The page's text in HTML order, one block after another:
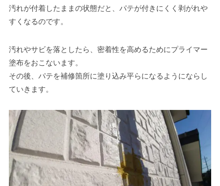
汚れが付着したままの状態だと、パテが付きにくく剥がれや
すくなるのです。
汚れやサビを落としたら、密着性を高めるためにプライマー
塗布をおこないます。
その後、パテを補修箇所に塗り込み平らになるようにならし
ていきます。